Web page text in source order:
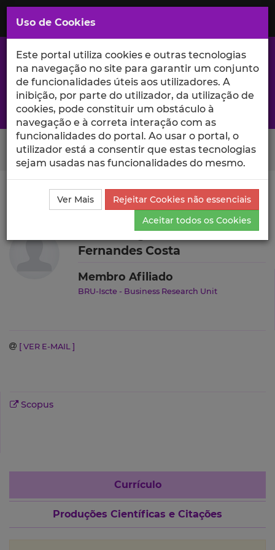
Saltar
para
Conteúdo
Principal
A excelência da investigação e ciência no Iscte
Search Button
Ciência_Iscte Autores
Silvia Margarida dos Santos
Fernandes Costa
Currículo
Silvia Margarida dos Santos
Fernandes Costa
Membro Afiliado
BRU-Iscte - Business Research Unit
[ VER E-MAIL ]
Scopus
Currículo
Produções Científicas e Citações
Uso de Cookies
Este portal utiliza cookies e outras tecnologias
na navegação no site para garantir um conjunto
de funcionalidades úteis aos utilizadores. A
inibição, por parte do utilizador, da utilização de
cookies, pode constituir um obstáculo à
navegação e à correta interação com as
funcionalidades do portal. Ao usar o portal, o
utilizador está a consentir que estas tecnologias
sejam usadas nas funcionalidades do mesmo.
Ver Mais
Rejeitar Cookies não essenciais
Aceitar todos os Cookies